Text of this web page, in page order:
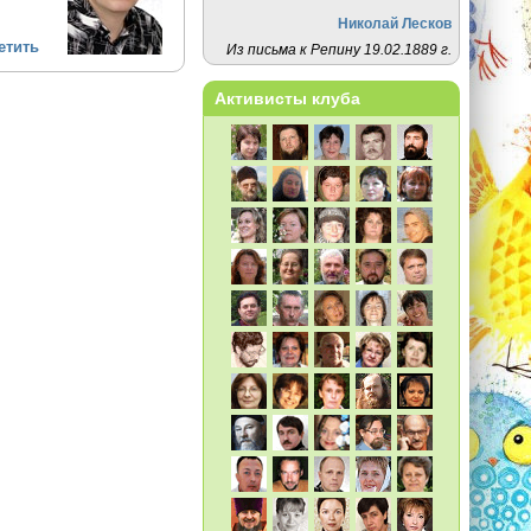
Николай Лесков
Из письма к Репину 19.02.1889 г.
Активисты клуба